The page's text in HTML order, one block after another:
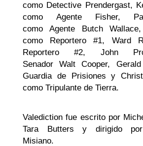
como Detective Prendergast,
como Agente Fisher,
como Agente Butch
como Reportero #1, Ward
Reportero #2, John
Senador Walt Cooper,
Guardia de Prisiones y
como Tripulante de Tierra.
Valediction fue escrito por
Tara Butters y dirigido por
Misiano.